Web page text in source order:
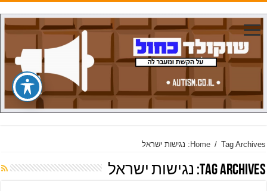
Home / Tag Archives: נגישות ישראל
Tag Archives: נגישות ישראל